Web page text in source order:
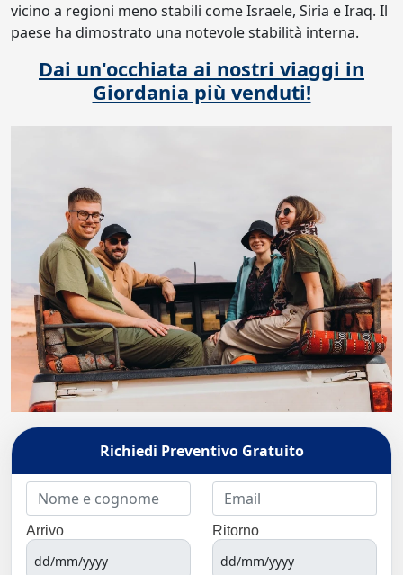
vicino a regioni meno stabili come Israele, Siria e Iraq. Il
paese ha dimostrato una notevole stabilità interna.
Dai un'occhiata ai nostri viaggi in
Giordania più venduti!
Richiedi Preventivo Gratuito
Arrivo Ritorno